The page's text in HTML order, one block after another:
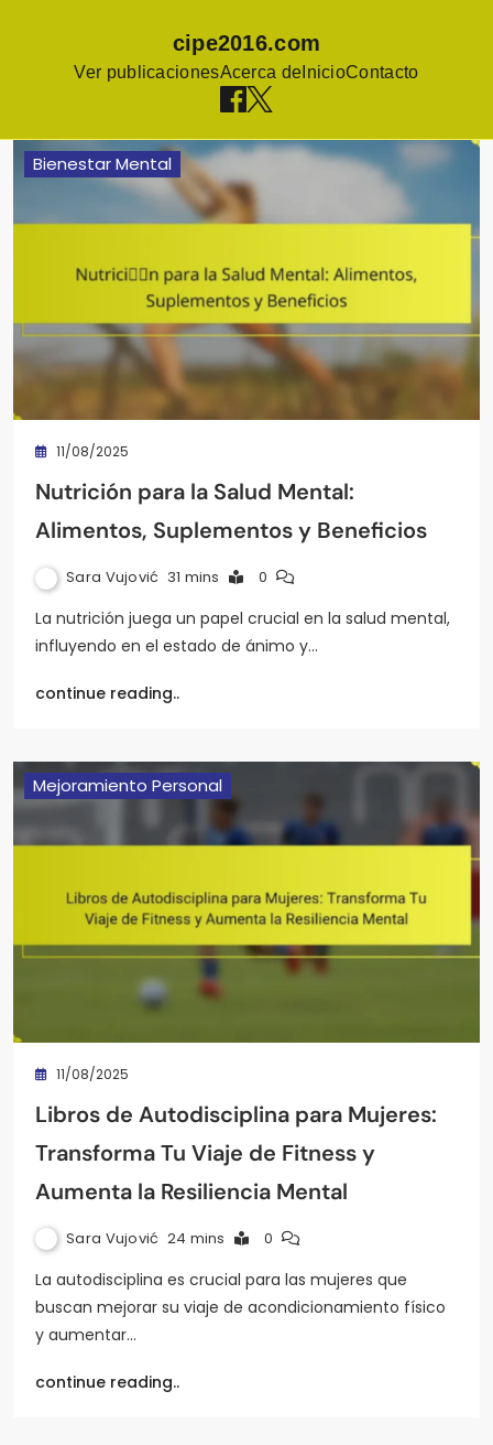
cipe2016.com
Ver publicacionesAcerca de InicioContacto
Skip
Bienestar Mental
11/08/2025
Nutrición para la Salud Mental:
Alimentos, Suplementos y Beneficios
Sara Vujović 31 mins 0
La nutrición juega un papel crucial en la salud mental,
influyendo en el estado de ánimo y…
continue reading..
Mejoramiento Personal
11/08/2025
Libros de Autodisciplina para Mujeres:
Transforma Tu Viaje de Fitness y
Aumenta la Resiliencia Mental
Sara Vujović 24 mins 0
La autodisciplina es crucial para las mujeres que
buscan mejorar su viaje de acondicionamiento físico
y aumentar…
continue reading..